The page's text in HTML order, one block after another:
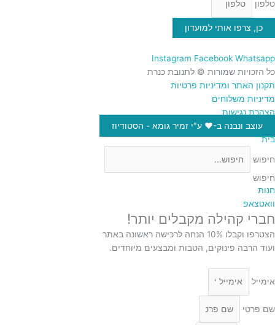
טלפון
כן, צרפו אותי למועדון
Instagram Facebook Whatsapp
כל הזכויות שמורות © לתנובת כנרת
תקנון האתר ומדיניות פרטיות
מדיניות משלוחים
הצהרת נגישות
עוצב ונבנה ב-♥︎ ע"י זמיר גומא - הסטודיוז
בית
חיפוש
חיפוש
חנות
וואטצאפ
חברי קהילה מקבלים יותר!
הצטרפו וקבלו 10% הנחה לרכישה ראשונה באתר
ועוד הרבה פינוקים, הטבות ומבצעים מיוחדים.
אימייל
שם פרטי